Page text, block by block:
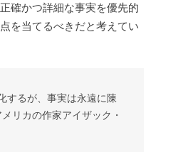
確かつ詳細な事実を優先的
を当てるべきだと考えてい
するが、事実は永遠に陳
リカの作家アイザック・